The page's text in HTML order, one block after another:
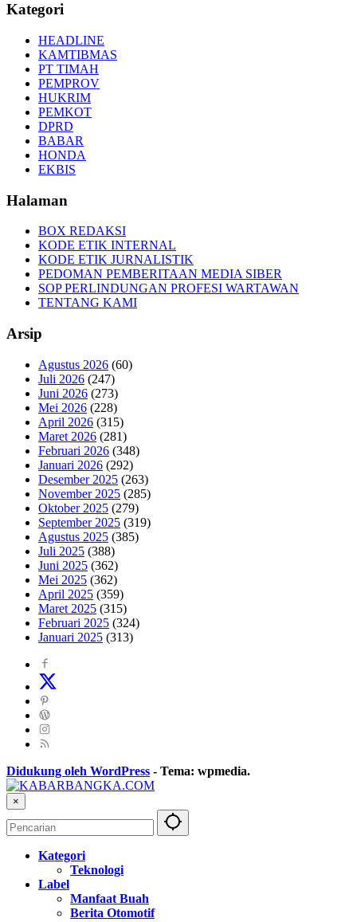
Kategori
HEADLINE
KAMTIBMAS
PT TIMAH
PEMPROV
HUKRIM
PEMKOT
DPRD
BABAR
HONDA
EKBIS
Halaman
BOX REDAKSI
KODE ETIK INTERNAL
KODE ETIK JURNALISTIK
PEDOMAN PEMBERITAAN MEDIA SIBER
SOP PERLINDUNGAN PROFESI WARTAWAN
TENTANG KAMI
Arsip
Agustus 2026 (60)
Juli 2026 (247)
Juni 2026 (273)
Mei 2026 (228)
April 2026 (315)
Maret 2026 (281)
Februari 2026 (348)
Januari 2026 (292)
Desember 2025 (263)
November 2025 (285)
Oktober 2025 (279)
September 2025 (319)
Agustus 2025 (385)
Juli 2025 (388)
Juni 2025 (362)
Mei 2025 (362)
April 2025 (359)
Maret 2025 (315)
Februari 2025 (324)
Januari 2025 (313)
Didukung oleh WordPress - Tema: wpmedia.
×
Kategori
Teknologi
Label
Manfaat Buah
Berita Otomotif